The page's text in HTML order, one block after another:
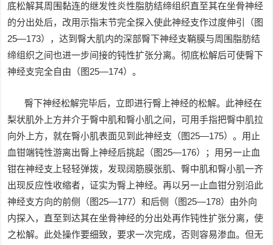
底松解其周围黏连的继发性炎性脂肪结缔组织直至其在坐骨神经
的分出处后，改用示指末节完全探入使此神经支作过度伸引（图
25—173），达到臀大肌内的深部臀下神经支鞘膜与周围脂肪结
缔组织之间也进一步间接的钝性扩张分离。彻底松解后可使臀下
神经支完全自由（图25—174）。
臀下神经松解完毕后，立即进行臀上神经的松解。此神经在
梨状肌外上方并介于臀中肌和臀小肌之间，可用手指把臀中肌拉
向外上方，就在臀小肌表面见到此神经支（图25—175）。用止
血钳端钝性游离出臀上神经后挑起（图25—176）；用另一止血
钳在神经支上轻轻弹拨，发现阔筋膜张肌、臀中肌和臀小肌一齐
出现反应性收缩者，证实为臀上神经。再以另一止血钳分别沿此
神经支方向的前侧（图25—177）和后侧（图25—178）由外向
内探入，直至到达其在坐骨神经的分出处再作钝性扩张分离，使
之松解。此处操作要细致，要求一次完成，否则容易渗血。但无